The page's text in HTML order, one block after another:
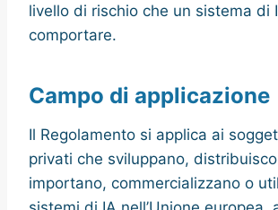
livello di rischio che un sistema di
comportare.
Campo di applicazione
Il Regolamento si applica ai
privati che sviluppano,
importano, commercializzano o